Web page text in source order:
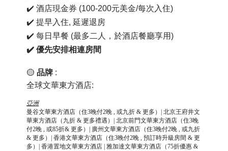
✔️酒店現金券 (100-200元美金/每次入住)
✔️提早入住, 延遲退房
✔️每日早餐 (最多二人，於酒店餐廳享用)
✔️優先安排相連房間
🟡品牌 :
全球文華東方酒店:
亞洲
曼谷文華東方酒店（住3晚付2晚 ,或九折 &更多）|北京王府井文
華東方酒店（九折 & 更多禮遇）| 北京前門文華東方酒店（住3晚
付2晚 , 或85折& 更多）| 廣州文華東方酒店（住3晚付2晚 , 或九折
& 更多）| 香港文華東方酒店（住3晚付2晚 , 預訂時升級房間 & 更
多）| 香港置地文華東方酒店 | 雅加達文華東方酒店（75折優惠 &